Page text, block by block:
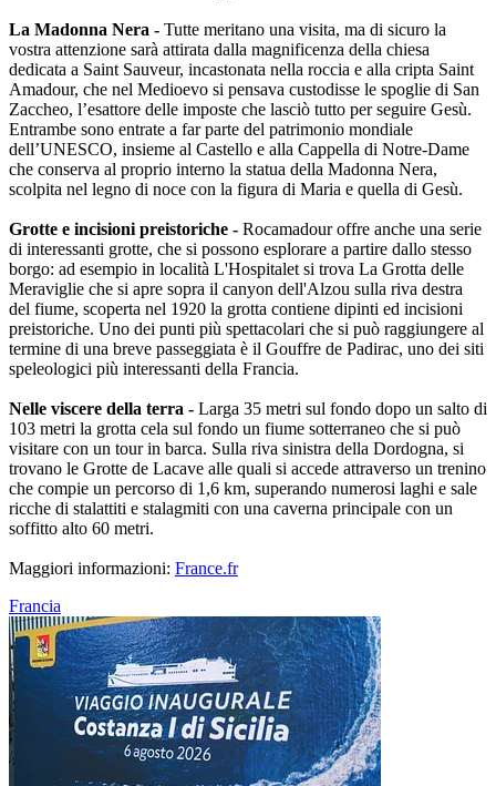
La Madonna Nera - Tutte meritano una visita, ma di sicuro la
vostra attenzione sarà attirata dalla magnificenza della chiesa
dedicata a Saint Sauveur, incastonata nella roccia e alla cripta Saint
Amadour, che nel Medioevo si pensava custodisse le spoglie di San
Zaccheo, l’esattore delle imposte che lasciò tutto per seguire Gesù.
Entrambe sono entrate a far parte del patrimonio mondiale
dell’UNESCO, insieme al Castello e alla Cappella di Notre-Dame
che conserva al proprio interno la statua della Madonna Nera,
scolpita nel legno di noce con la figura di Maria e quella di Gesù.
Grotte e incisioni preistoriche - Rocamadour offre anche una serie
di interessanti grotte, che si possono esplorare a partire dallo stesso
borgo: ad esempio in località L'Hospitalet si trova La Grotta delle
Meraviglie che si apre sopra il canyon dell'Alzou sulla riva destra
del fiume, scoperta nel 1920 la grotta contiene dipinti ed incisioni
preistoriche. Uno dei punti più spettacolari che si può raggiungere al
termine di una breve passeggiata è il Gouffre de Padirac, uno dei siti
speleologici più interessanti della Francia.
Nelle viscere della terra - Larga 35 metri sul fondo dopo un salto di
103 metri la grotta cela sul fondo un fiume sotterraneo che si può
visitare con un tour in barca. Sulla riva sinistra della Dordogna, si
trovano le Grotte de Lacave alle quali si accede attraverso un trenino
che compie un percorso di 1,6 km, superando numerosi laghi e sale
ricche di stalattiti e stalagmiti con una caverna principale con un
soffitto alto 60 metri.
Maggiori informazioni: France.fr
Francia